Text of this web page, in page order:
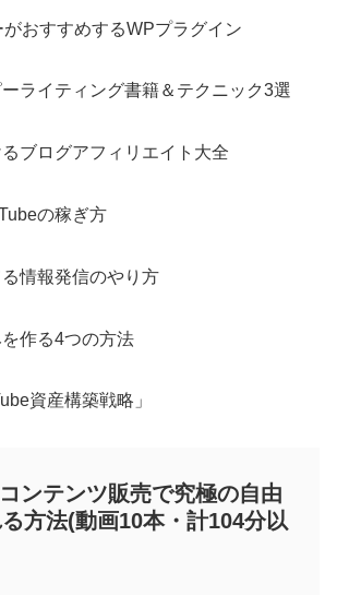
おすすめするWPプラグイン
ライティング書籍＆テクニック3選
ブログアフィリエイト大全
の稼ぎ方
情報発信のやり方
作る4つの方法
資産構築戦略」
ンテンツ販売で究極の自由
方法(動画10本・計104分以